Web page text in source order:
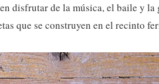
disfrutar de la música, el baile y la
que se construyen en el recinto